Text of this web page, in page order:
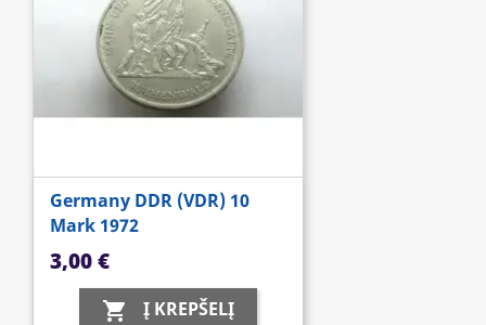
Germany DDR (VDR) 10
Mark 1972
Kaina
3,00 €
 Į KREPŠELĮ